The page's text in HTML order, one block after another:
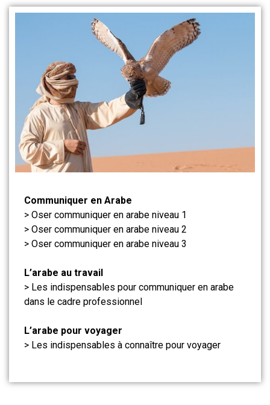
Communiquer en Arabe
> Oser communiquer en arabe niveau 1
> Oser communiquer en arabe niveau 2
> Oser communiquer en arabe niveau 3
L’arabe au travail
> Les indispensables pour communiquer en arabe
dans le cadre professionnel
L’arabe pour voyager
> Les indispensables à connaître pour voyager